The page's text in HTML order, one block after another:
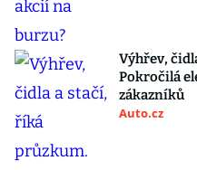
Výhřev,
Pokročilá
zákazníků
Auto.cz